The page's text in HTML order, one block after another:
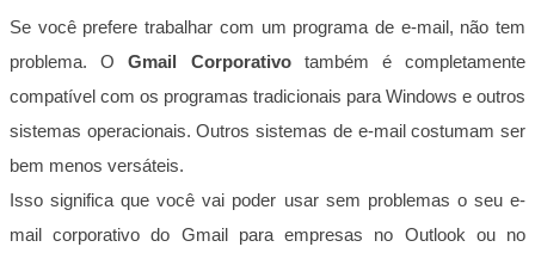
Se você prefere trabalhar com um programa de e-mail, não tem
problema. OGmail Corporativotambém é completamente
compatível com os programas tradicionais para Windows e outros
sistemas operacionais. Outros sistemas de e-mail costumam ser
bem menos versáteis.
Isso significa que você vai poder usar sem problemas o seu e-
mail corporativo do Gmail para empresas no Outlook ou no